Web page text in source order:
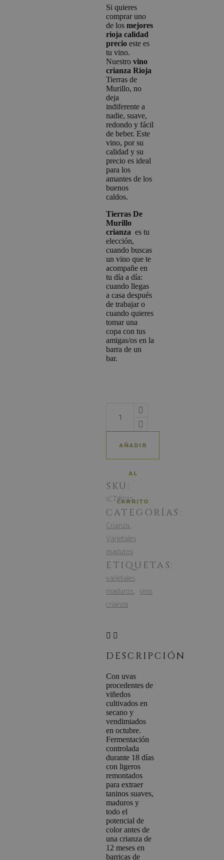
base
a
valoración
de
un
cliente
Si quieres
comprar uno
de los mejores
rioja calidad
precio este es
tu vino.
Nuestro vino
crianza Rioja
Tierras de
Murillo, no
deja
indiferente a
nadie, suave,
redondo y fácil
de beber. Este
vino, por su
calidad y su
precio es ideal
para los
amantes de los
buenos
caldos.
Tierras De
Murillo
crianza es tu
elección,
cuando buscas
un vino que te
acompañe en
tu día a día:
cuando llegas
a casa después
de trabajar o
cuando quieres
tomar una
copa con tus
amigas/os en la
barra de un
bar.
AÑADIR
AL
CARRITO
SKU:
1CT18222
CATEGORÍAS:
Crianza,
Varietales
maduros
ETIQUETAS:
varietales
maduros,vino
crianza
DESCRIPCIÓN
Con uvas
procedentes de
viñedos
cultivados en
secano y
vendimiados
en octubre.
Fermentación
controlada
durante 18 días
con ligeros
remontados
para extraer
taninos suaves,
maduros y
todo el
potencial de
color antes de
una crianza de
12 meses en
barricas de